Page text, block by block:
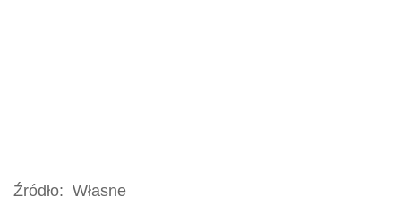
Źródło: Własne